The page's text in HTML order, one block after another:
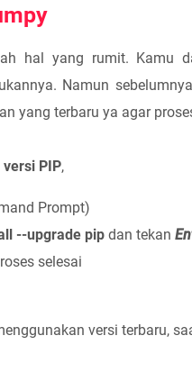
hal yang rumit. Kamu
Namun
yang terbaru ya agar
PIP,
Prompt)
--upgrade pip dan tekan
selesai
versi terbaru,